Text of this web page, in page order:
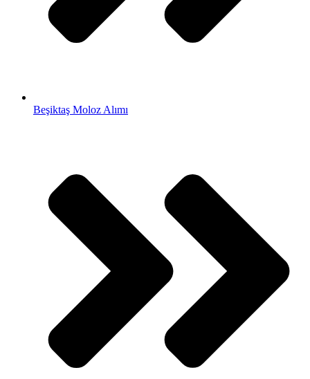
Beşiktaş Moloz Alımı